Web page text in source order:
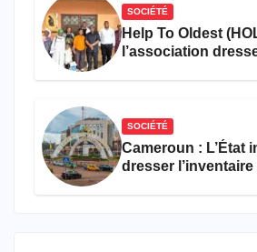
SOCIÉTÉ
Help To Oldest
l’association
SOCIÉTÉ
Cameroun : L’État
dresser